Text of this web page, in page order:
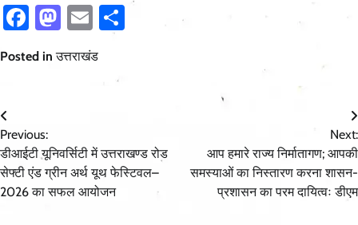
Facebook
Mastodon
EmailShare
Posted inउत्तराखंड
Post
navigation
Previous:
डीआईटी यूनिवर्सिटी में उत्तराखण्ड रोड
सेफ्टी एंड ग्रीन अर्थ यूथ फेस्टिवल–
2026 का सफल आयोजन
Next:
आप हमारे राज्य निर्मातागण; आपकी
समस्याओं का निस्तारण करना शासन-
प्रशासन का परम दायित्वः डीएम